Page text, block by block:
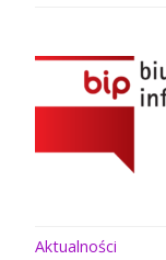
Aktualności